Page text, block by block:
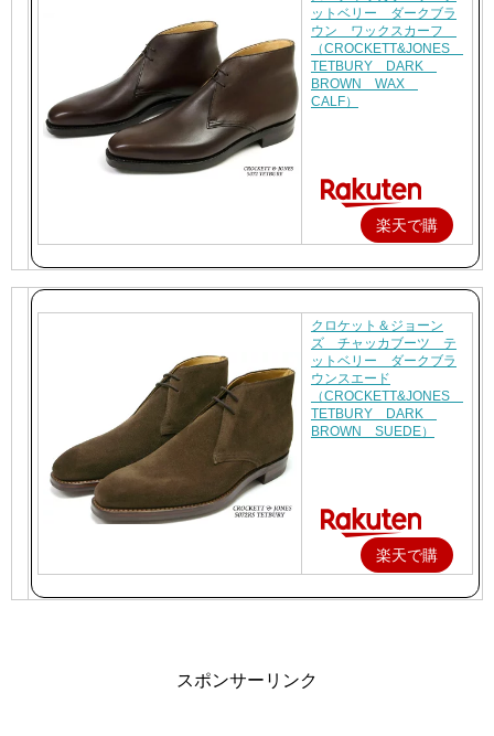
ットベリー ダークブラ
ウン ワックスカーフ
（CROCKETT&JONES
TETBURY DARK
BROWN WAX
CALF）
楽天で購
クロケット＆ジョーン
ズ チャッカブーツ テ
ットベリー ダークブラ
ウンスエード
（CROCKETT&JONES
TETBURY DARK
BROWN SUEDE）
楽天で購
スポンサーリンク